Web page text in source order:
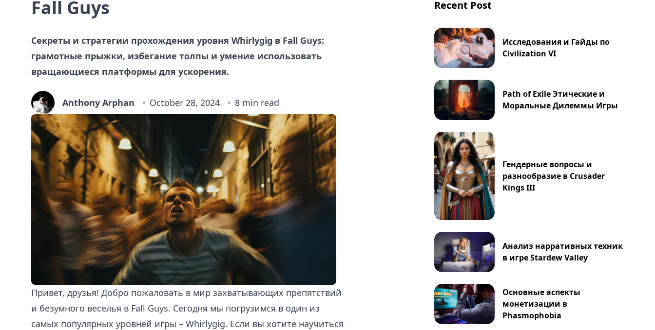
Fall Guys
Секреты и стратегии прохождения уровня Whirlygig в Fall Guys:
грамотные прыжки, избегание толпы и умение использовать
вращающиеся платформы для ускорения.
Anthony Arphan October 28, 2024 8 min read
Привет, друзья! Добро пожаловать в мир захватывающих препятствий
и безумного веселья в Fall Guys. Сегодня мы погрузимся в один из
самых популярных уровней игры – Whirlygig. Если вы хотите научиться
Recent Post
Исследования и Гайды по
Civilization VI
Path of Exile Этические и
Моральные Дилеммы Игры
Гендерные вопросы и
разнообразие в Crusader
Kings III
Анализ нарративных техник
в игре Stardew Valley
Основные аспекты
монетизации в
Phasmophobia